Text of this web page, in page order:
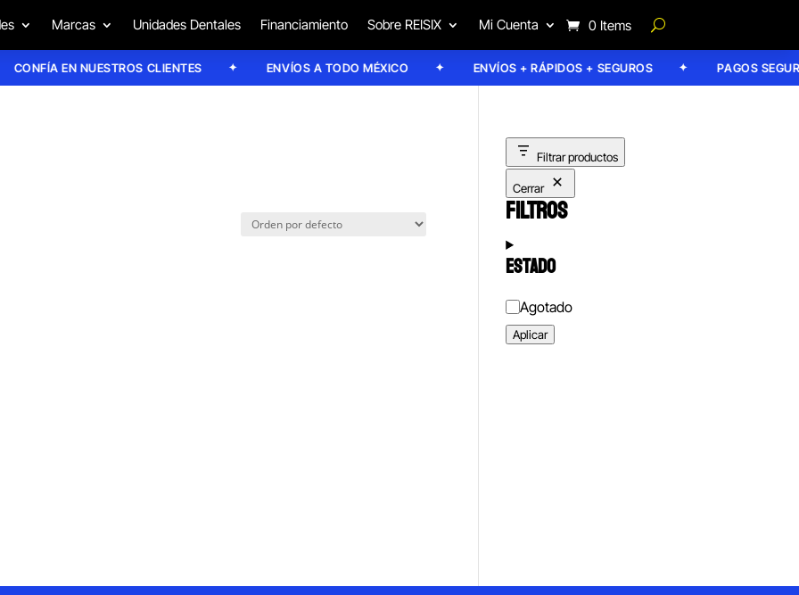
Marcas Unidades Dentales Financiamiento Sobre REISIX Mi Cuenta 0 Items
CONFÍA EN NUESTROS CLIENTES ENVÍOS A TODO MÉXICO ENVÍOS + RÁPIDOS + SEGUROS PAGOS SEGUROS
Filtrar productos
Cerrar
FILTROS
ESTADO
Estado
Agotado
Aplicar